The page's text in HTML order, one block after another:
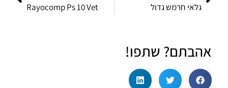
גלאי חרמש גדול Rayocomp Ps 10 Vet
אהבתם? שתפו!